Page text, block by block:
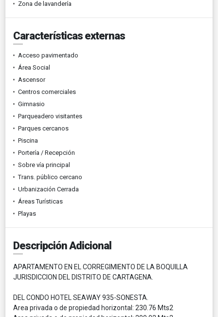
Zona de lavandería
Características externas
Acceso pavimentado
Área Social
Ascensor
Centros comerciales
Gimnasio
Parqueadero visitantes
Parques cercanos
Piscina
Portería / Recepción
Sobre vía principal
Trans. público cercano
Urbanización Cerrada
Áreas Turísticas
Playas
Descripción Adicional
APARTAMENTO EN EL CORREGIMIENTO DE LA BOQUILLA
JURISDICCION DEL DISTRITO DE CARTAGENA.
DEL CONDO HOTEL SEAWAY 935-SONESTA.
Area privada o de propiedad horizontal: 230.76 Mts2